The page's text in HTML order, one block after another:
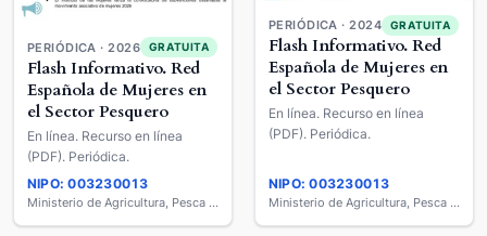
PERIÓDICA · 2026 GRATUITA
Flash Informativo. Red
Española de Mujeres en
el Sector Pesquero
En línea. Recurso en línea
(PDF). Periódica.
NIPO: 003230013
Ministerio de Agricultura, Pesca y Alimentación
PERIÓDICA · 2024 GRATUITA
Flash Informativo. Red
Española de Mujeres en
el Sector Pesquero
En línea. Recurso en línea
(PDF). Periódica.
NIPO: 003230013
Ministerio de Agricultura, Pesca y Alimentación